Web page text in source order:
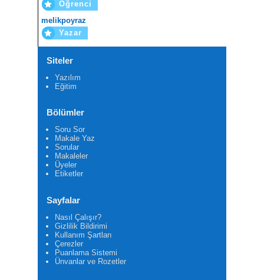
Öğrenci
melikpoyraz
Yazar
Siteler
Yazılım
Eğitim
Bölümler
Soru Sor
Makale Yaz
Sorular
Makaleler
Üyeler
Etiketler
Sayfalar
Nasıl Çalışır?
Gizlilik Bildirimi
Kullanım Şartları
Çerezler
Puanlama Sistemi
Ünvanlar ve Rozetler